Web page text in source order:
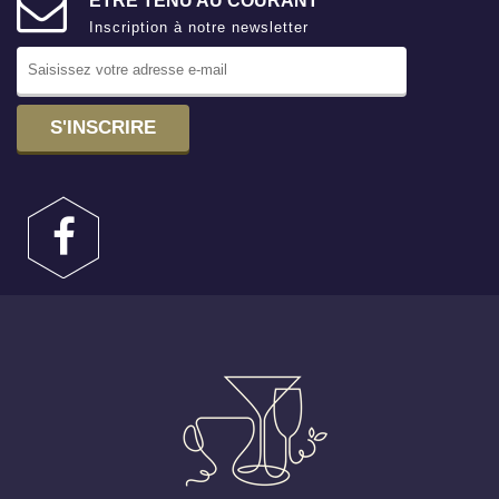
Inscription à notre newsletter
S'INSCRIRE